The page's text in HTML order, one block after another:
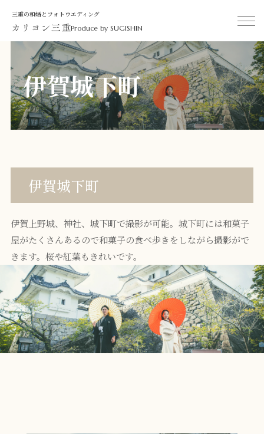
三重の和婚とフォトウエディング
Produce by SUGISHIN
伊賀城下町
伊賀城下町
伊賀上野城、神社、城下町で撮影が可能。城下町には和菓子
屋がたくさんあるので和菓子の食べ歩きをしながら撮影がで
きます。桜や紅葉もきれいです。